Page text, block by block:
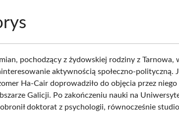
pochodzący z żydowskiej rodziny z Tarnowa,
aktywnością społeczno-polityczną.
Ha-Cair doprowadziło do objęcia przez
Galicji. Po zakończeniu nauki na
doktorat z psychologii, równocześnie